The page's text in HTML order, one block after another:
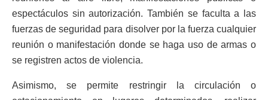
espectáculos sin autorización. También se faculta a las
fuerzas de seguridad para disolver por la fuerza cualquier
reunión o manifestación donde se haga uso de armas o
se registren actos de violencia.
Asimismo, se permite restringir la circulación o